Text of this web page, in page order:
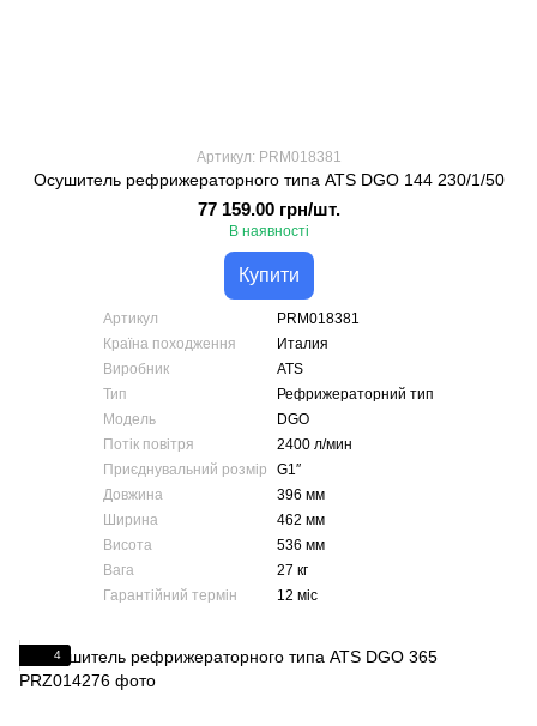
Артикул: PRM018381
Осушитель рефрижераторного типа ATS DGO 144 230/1/50
77 159.00 грн/шт.
В наявності
Купити
Артикул
PRM018381
Країна походження
Италия
Виробник
ATS
Тип
Рефрижераторний тип
Модель
DGO
Потік повітря
2400 л/мин
Приєднувальний розмір
G1″
Довжина
396 мм
Ширина
462 мм
Висота
536 мм
Вага
27 кг
Гарантійний термін
12 міс
4